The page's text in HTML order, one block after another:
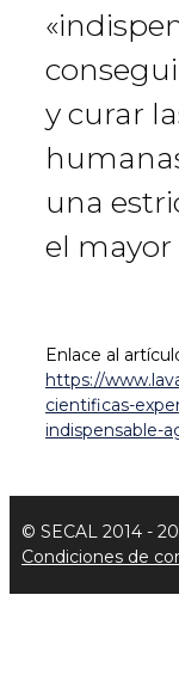
y curar
una
el mayor
Enlace al
https://
cientificas-
indispensable-
© SECAL 2014 -
Condiciones de